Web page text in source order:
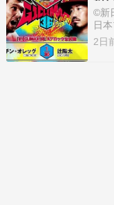
©新
日
ワ
2日